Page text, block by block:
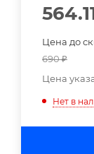
Цена до
690₽
Цена
Нет в